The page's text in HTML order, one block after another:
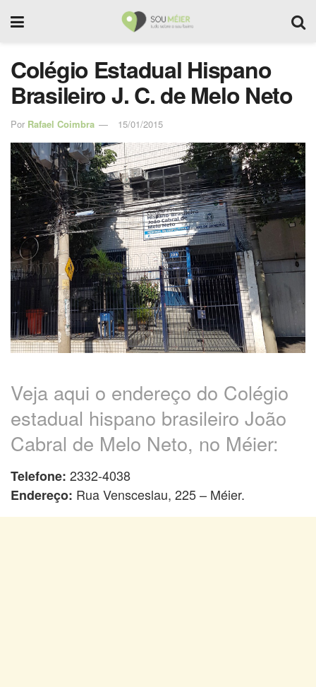
Colégio Estadual Hispano
Brasileiro J. C. de Melo Neto
Por Rafael Coimbra 15/01/2015
Veja aqui o endereço do Colégio
estadual hispano brasileiro João
Cabral de Melo Neto, no Méier:
Telefone: 2332-4038
Endereço: Rua Vensceslau, 225 – Méier.